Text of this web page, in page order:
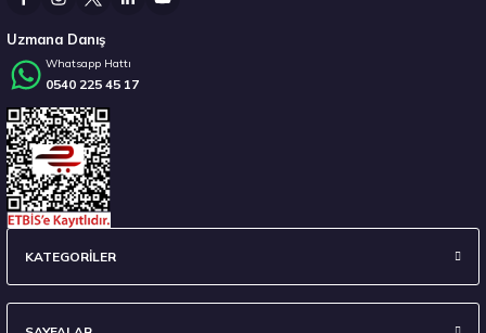
Uzmana Danış
Whatsapp Hattı
0540 225 45 17
KATEGORİLER